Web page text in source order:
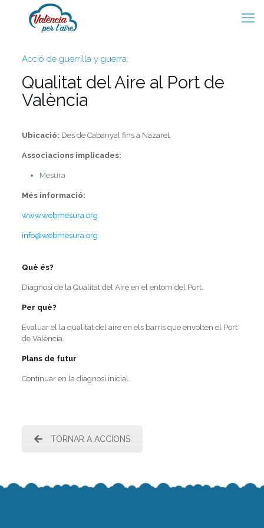
Acció de guerrilla y guerra:
Qualitat del Aire al Port de
València
Ubicació: Des de Cabanyal fins a Nazaret.
Associacions implicades:
Mesura
Més informació:
www.webmesura.org
info@webmesura.org
Què és?
Diagnosi de la Qualitat del Aire en el entorn del Port.
Per què?
Evaluar el la qualitat del aire en els barris que envolten el Port
de València.
Plans de futur
Continuar en la diagnosi inicial.
TORNAR A ACCIONS